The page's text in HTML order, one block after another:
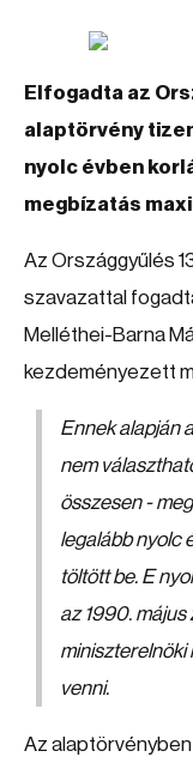
Elfogadta az
alaptörvény
nyolc évben
megbízatás
Az Országgyűlés
szavazattal
Melléthei-Barna
kezdeményezett
Ennek alapján
nem
összesen -
legalább nyolc
töltött be. E
az 1990.
miniszterelnöki
venni.
Az